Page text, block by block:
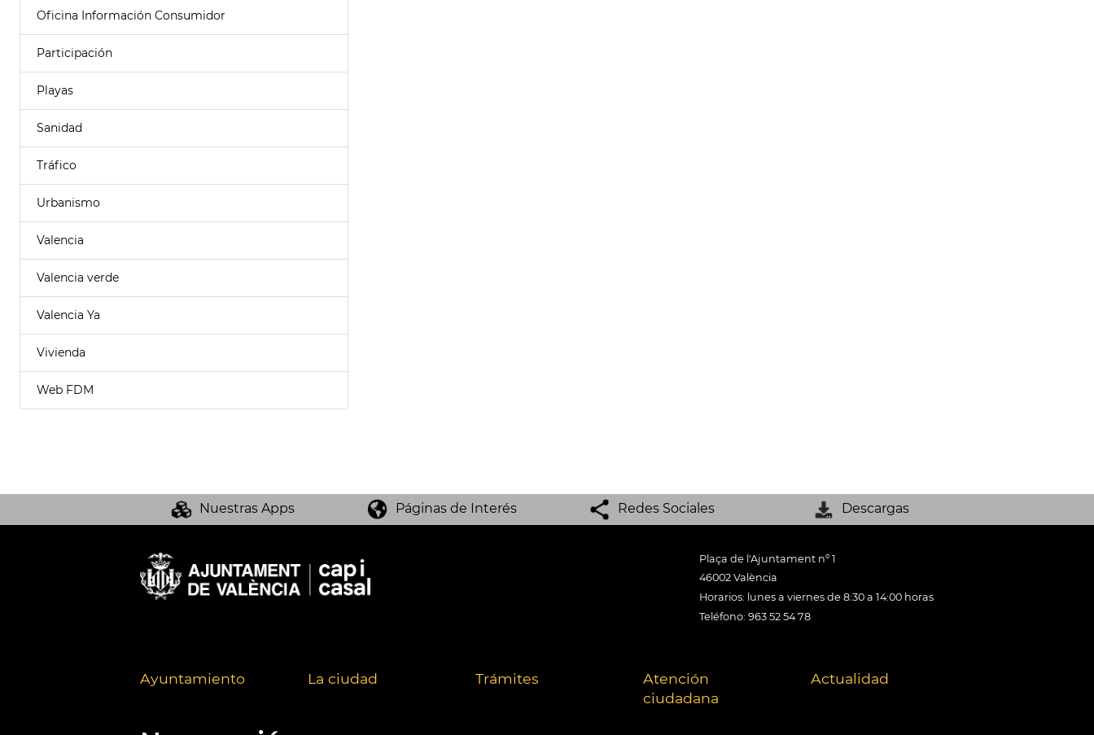
Oficina Información Consumidor
Participación
Playas
Sanidad
Tráfico
Urbanismo
Valencia
Valencia verde
Valencia Ya
Vivienda
Web FDM
Nuestras Apps Páginas de Interés Redes Sociales Descargas
Plaça de l'Ajuntament nº 1
46002 València
Horarios: lunes a viernes de 8:30 a 14:00 horas
Teléfono: 963 52 54 78
Ayuntamiento La ciudad Trámites
Atención
ciudadana
Actualidad